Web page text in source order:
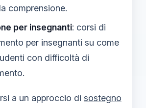
comprensione.
per insegnanti: corsi di
per insegnanti su come
con difficoltà di
a un approccio di sostegno